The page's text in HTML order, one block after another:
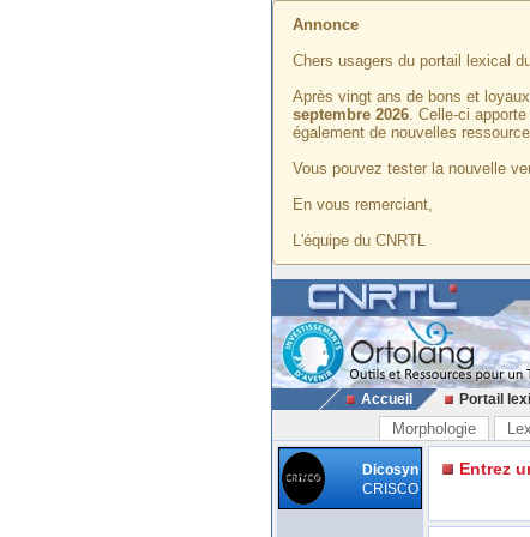
Annonce
Chers usagers du portail lexical
Après vingt ans de bons et
septembre 2026. Celle-ci
également de nouvelles
Vous pouvez tester la nouvelle
En vous remerciant,
L'équipe du CNRTL
Accueil Portail
Morphologie
Dicosyn
CRISCO
Entrez